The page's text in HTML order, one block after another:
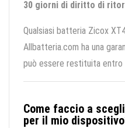
30 giorni di diritto di
Qualsiasi batteria Zicox
Allbatteria.com ha una
può essere restituita entro
Come faccio a
per il mio